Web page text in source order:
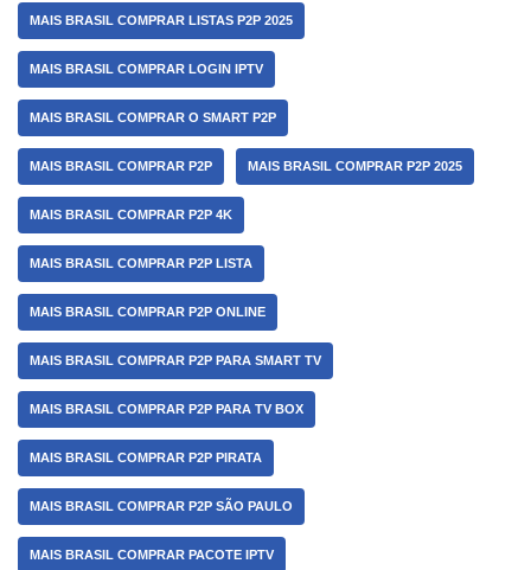
MAIS BRASIL COMPRAR LISTAS P2P 2025
MAIS BRASIL COMPRAR LOGIN IPTV
MAIS BRASIL COMPRAR O SMART P2P
MAIS BRASIL COMPRAR P2P MAIS BRASIL COMPRAR P2P 2025
MAIS BRASIL COMPRAR P2P 4K
MAIS BRASIL COMPRAR P2P LISTA
MAIS BRASIL COMPRAR P2P ONLINE
MAIS BRASIL COMPRAR P2P PARA SMART TV
MAIS BRASIL COMPRAR P2P PARA TV BOX
MAIS BRASIL COMPRAR P2P PIRATA
MAIS BRASIL COMPRAR P2P SÃO PAULO
MAIS BRASIL COMPRAR PACOTE IPTV